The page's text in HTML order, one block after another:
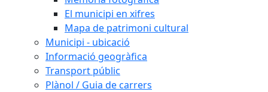
El municipi en xifres
Mapa de patrimoni cultural
Municipi - ubicació
Informació geogràfica
Transport públic
Plànol / Guia de carrers